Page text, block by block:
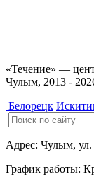
«Течение» —
Чулым, 2013 -
Белорецк
Адрес: Чулым,
График работы: